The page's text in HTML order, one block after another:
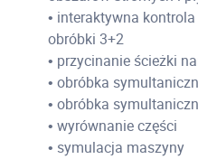
• interaktywna
obróbki 3+2
• przycinanie ścieżki
• obróbka
• obróbka
• wyrównanie części
• symulacja maszyny